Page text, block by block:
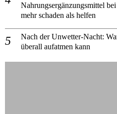
Nahrungsergänzungsmittel
mehr schaden als helfen
Nach der Unwetter-Nacht:
überall aufatmen kann